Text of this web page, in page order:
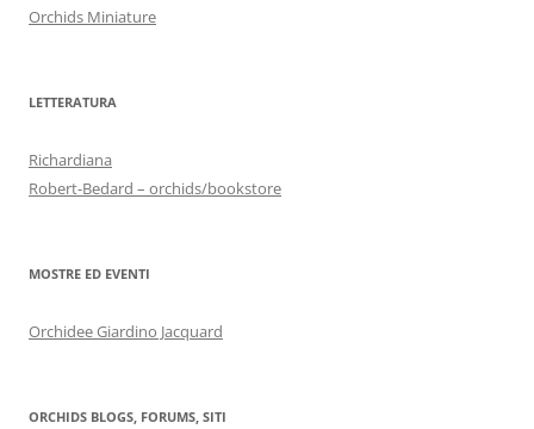
Orchids Miniature
LETTERATURA
Richardiana
Robert-Bedard – orchids/bookstore
MOSTRE ED EVENTI
Orchidee Giardino Jacquard
ORCHIDS BLOGS, FORUMS, SITI